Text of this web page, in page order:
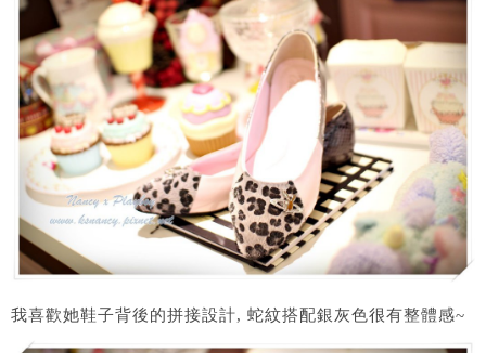
我喜歡她鞋子背後的拼接設計, 蛇紋搭配銀灰色很有整體感~